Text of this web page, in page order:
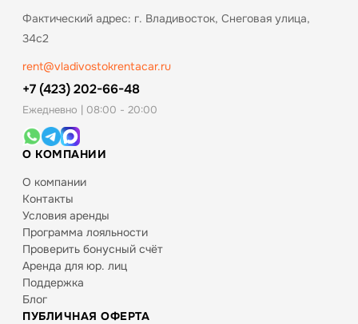
Фактический адрес: г. Владивосток, Снеговая улица,
34с2
rent@vladivostokrentacar.ru
+7 (423) 202-66-48
Ежедневно | 08:00 - 20:00
О КОМПАНИИ
О компании
Контакты
Условия аренды
Программа лояльности
Проверить бонусный счёт
Аренда для юр. лиц
Поддержка
Блог
ПУБЛИЧНАЯ ОФЕРТА